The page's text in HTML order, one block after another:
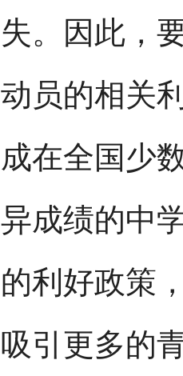
失。因此，
动员的相关
成在全国少
异成绩的中
的利好政策
吸引更多的